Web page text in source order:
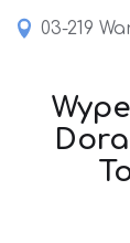
03-219